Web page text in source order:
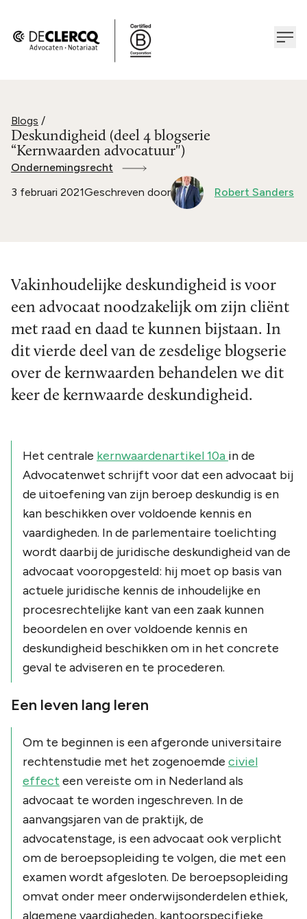
Blogs /
Deskundigheid (deel 4 blogserie
“Kernwaarden advocatuur")
Ondernemingsrecht
3 februari 2021Geschreven door Robert Sanders
Vakinhoudelijke deskundigheid is voor
een advocaat noodzakelijk om zijn cliënt
met raad en daad te kunnen bijstaan. In
dit vierde deel van de zesdelige blogserie
over de kernwaarden behandelen we dit
keer de kernwaarde deskundigheid.
Het centrale kernwaardenartikel 10a in de
Advocatenwet schrijft voor dat een advocaat bij
de uitoefening van zijn beroep deskundig is en
kan beschikken over voldoende kennis en
vaardigheden. In de parlementaire toelichting
wordt daarbij de juridische deskundigheid van de
advocaat vooropgesteld: hij moet op basis van
actuele juridische kennis de inhoudelijke en
procesrechtelijke kant van een zaak kunnen
beoordelen en over voldoende kennis en
deskundigheid beschikken om in het concrete
geval te adviseren en te procederen.
Een leven lang leren
Om te beginnen is een afgeronde universitaire
rechtenstudie met het zogenoemde civiel
effect een vereiste om in Nederland als
advocaat te worden ingeschreven. In de
aanvangsjaren van de praktijk, de
advocatenstage, is een advocaat ook verplicht
om de beroepsopleiding te volgen, die met een
examen wordt afgesloten. De beroepsopleiding
omvat onder meer onderwijsonderdelen ethiek,
algemene vaardigheden, kantoorspecifieke